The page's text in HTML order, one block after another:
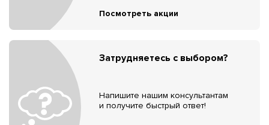
Посмотреть акции
Затрудняетесь с выбором?
Напишите нашим консультантам
и получите быстрый ответ!